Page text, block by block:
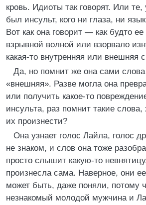
кровь. Идиоты так говорят. Или те,
был инсульт, кого ни глаза, ни
Вот как она говорит — как будто
взрывной волной или взорвало
какая-то внутренняя или внешняя
Да, но помнит же она сами
«внешняя». Разве могла она
или получить какое-то
инсульта, раз помнит такие
их произнести?
Она узнает голос Лайла, голос
не знаком, и слов она тоже
просто слышит какую-то
произнесла сама. Наверное, они
может быть, даже поняли, потому
незнакомый молодой мужчина и